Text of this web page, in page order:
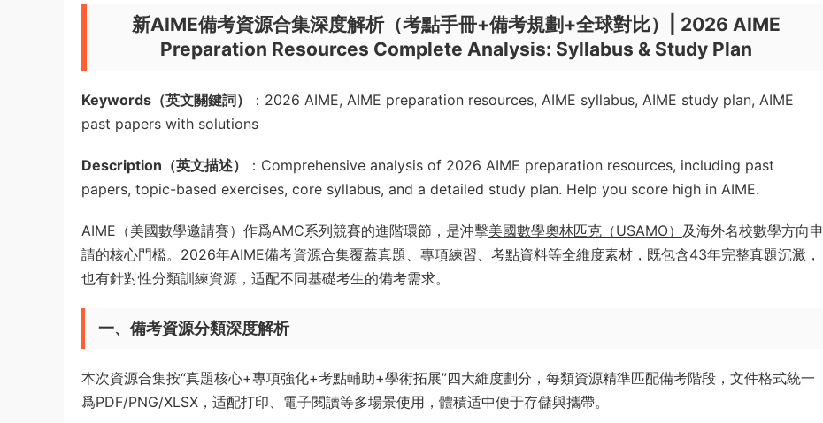
新AIME備考資源合集深度解析（考點手冊+備考規劃+全球對比）| 2026 AIME
Preparation Resources Complete Analysis: Syllabus & Study Plan
Keywords（英文關鍵詞）
：2026 AIME, AIME preparation resources, AIME syllabus, AIME study plan, AIME
past papers with solutions
Description（英文描述）
：Comprehensive analysis of 2026 AIME preparation resources, including past
papers, topic-based exercises, core syllabus, and a detailed study plan. Help you score high in AIME.
AIME（美國數學邀請賽）作爲AMC系列競賽的進階環節，是沖擊美國數學奧林匹克（USAMO） 及海外名校數學方向申
請的核心門檻。2026年AIME備考資源合集覆蓋真題、專項練習、考點資料等全維度素材，既包含43年完整真題沉澱，
也有針對性分類訓練資源，适配不同基礎考生的備考需求。
一、備考資源分類深度解析
本次資源合集按“真題核心+專項強化+考點輔助+學術拓展”四大維度劃分，每類資源精準匹配備考階段，文件格式統一
爲PDF/PNG/XLSX，适配打印、電子閱讀等多場景使用，體積适中便于存儲與攜帶。